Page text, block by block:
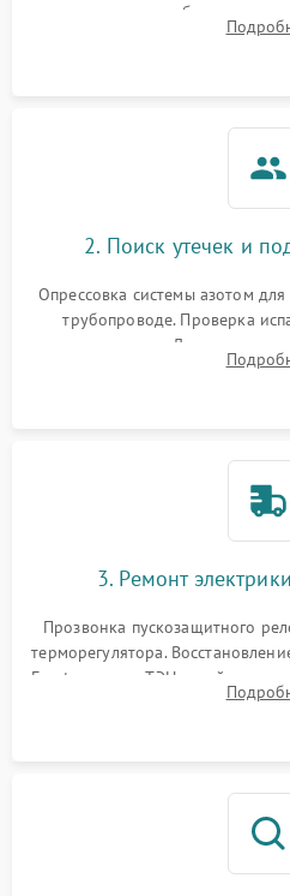
сопротивления обмоток
считывание кодов ошибок с
2. Поиск утечек и
Опрессовка системы азотом
трубопроводе. Проверка
течеискателем. Демонтаж
продувка капиллярной
3. Ремонт
Прозвонка пускозащитного
терморегулятора.
Frost, включая ТЭН оттайки и
платы управления при